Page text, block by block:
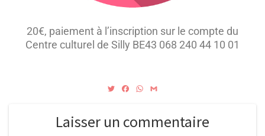
20€, paiement à l’inscription sur le compte du
Centre culturel de Silly BE43 068 240 44 10 01
t
t
e
b
W
t
s
i
l
Laisser un commentaire